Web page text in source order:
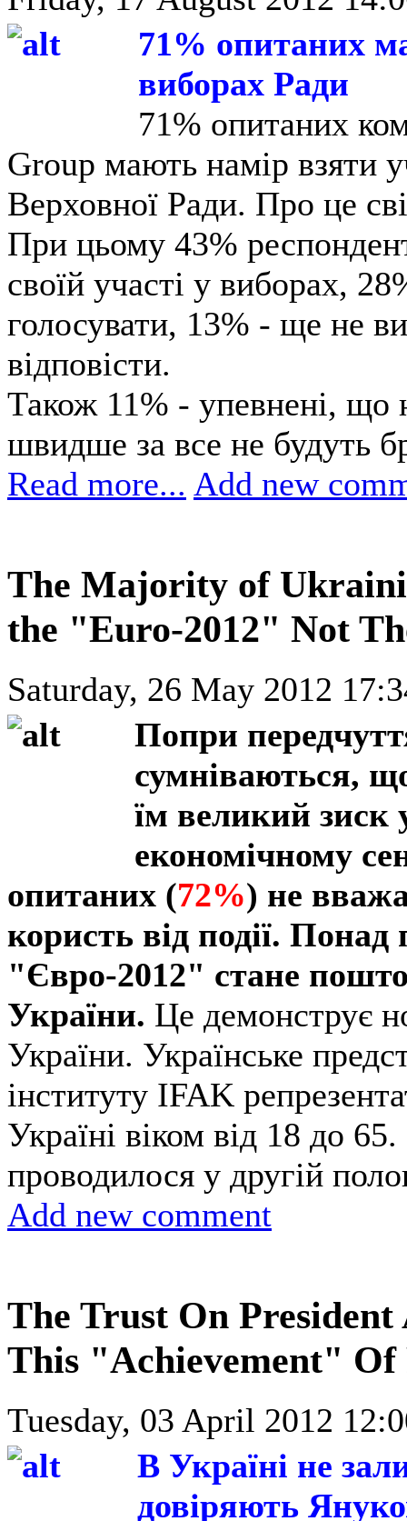
71% опитаних
виборах Ради
71% опитаних
Group мають намір взяти
Верховної Ради. Про це
При цьому 43%
своїй участі у виборах,
голосувати, 13% - ще не
відповісти.
Також 11% - упевнені, що
швидше за все не будуть
Read more... Add new
The Majority of
the "Euro-2012" Not
Saturday, 26 May 2012
Попри
сумніваються,
їм великий зиск
економічному
опитаних (72%) не
користь від події.
"Євро-2012" стане
України. Це демонструє
України. Українське
інституту IFAK
Україні віком від 18 до
проводилося у другій
Add new comment
The Trust On
This "Achievement" Of
Tuesday, 03 April 2012
В Україні не
довіряють